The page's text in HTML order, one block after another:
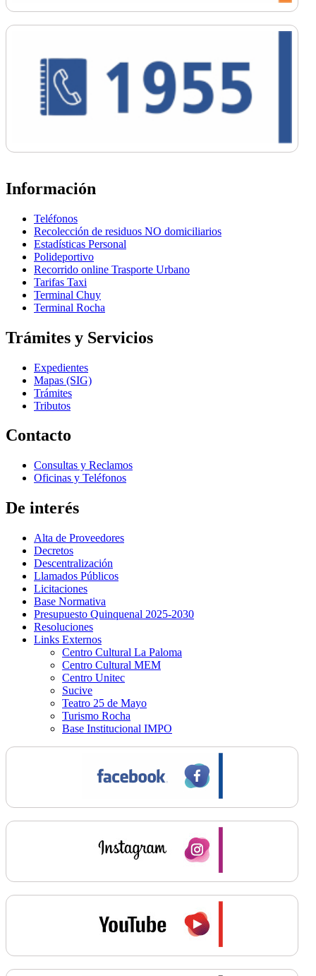
Información
Teléfonos
Recolección de residuos NO domiciliarios
Estadísticas Personal
Polideportivo
Recorrido online Trasporte Urbano
Tarifas Taxi
Terminal Chuy
Terminal Rocha
Trámites y Servicios
Expedientes
Mapas (SIG)
Trámites
Tributos
Contacto
Consultas y Reclamos
Oficinas y Teléfonos
De interés
Alta de Proveedores
Decretos
Descentralización
Llamados Públicos
Licitaciones
Base Normativa
Presupuesto Quinquenal 2025-2030
Resoluciones
Links Externos
Centro Cultural La Paloma
Centro Cultural MEM
Centro Unitec
Sucive
Teatro 25 de Mayo
Turismo Rocha
Base Institucional IMPO